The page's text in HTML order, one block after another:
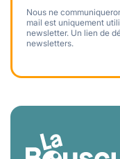
Nous ne
mail est uniquement
newsletter. Un lien de
newsletters.